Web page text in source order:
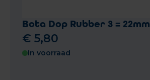
Bota Dop Rubber 3 = 22mm
€ 5,80
In voorraad